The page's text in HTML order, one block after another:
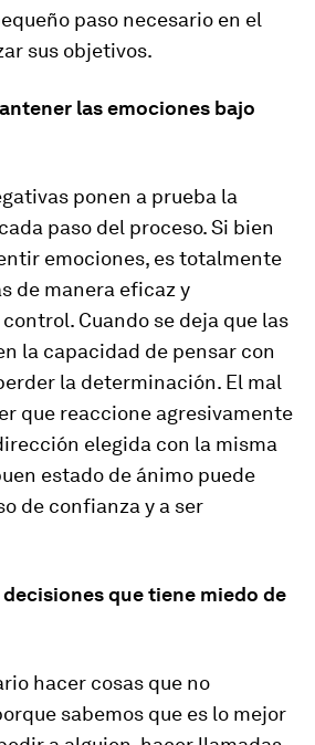
paso necesario en el
sus objetivos.
las emociones bajo
ponen a prueba la
paso del proceso. Si bien
emociones, es totalmente
de manera eficaz y
Cuando se deja que las
la capacidad de pensar con
la determinación. El mal
que reaccione agresivamente
elegida con la misma
estado de ánimo puede
de confianza y a ser
que tiene miedo de
hacer cosas que no
sabemos que es lo mejor